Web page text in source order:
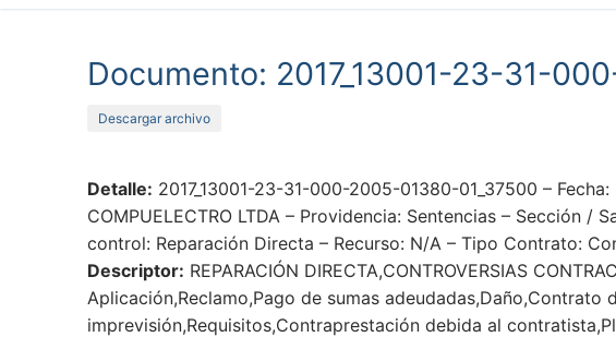
Documento: 2017_13001-23-31-
Descargar archivo
Detalle: 2017_13001-23-31-000-2005-01380-01_37500 –
COMPUELECTRO LTDA – Providencia: Sentencias – Sección /
control: Reparación Directa – Recurso: N/A – Tipo Contrato:
Descriptor: REPARACIÓN DIRECTA,CONTROVERSIAS
Aplicación,Reclamo,Pago de sumas
imprevisión,Requisitos,Contraprestación debida al